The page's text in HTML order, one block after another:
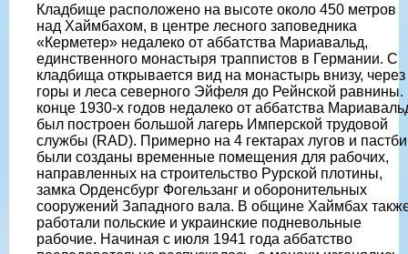
Кладбище расположено на высоте около 450 метров
над Хаймбахом, в центре лесного заповедника
«Керметер» недалеко от аббатства Мариавальд,
единственного монастыря траппистов в Германии. С
кладбища открывается вид на монастырь внизу, через
горы и леса северного Эйфеля до Рейнской равнины.
конце 1930-х годов недалеко от аббатства
был построен большой лагерь Имперской трудовой
службы (RAD). Примерно на 4 гектарах лугов и
были созданы временные помещения для рабочих,
направленных на строительство Рурской плотины,
замка Орденсбург Фогельзанг и оборонительных
сооружений Западного вала. В общине Хаймбах
работали польские и украинские подневольные
рабочие. Начиная с июля 1941 года аббатство